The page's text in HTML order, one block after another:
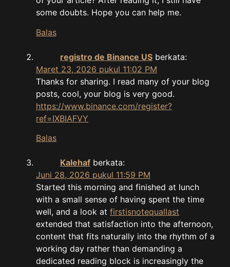
some doubts. Hope you can help me.
Balas
registro de Binance US berkata:
Maret 23, 2026 pukul 11:02 PM
Thanks for sharing. I read many of your blog
posts, cool, your blog is very good.
https://www.binance.com/register?
ref=IXBIAFVY
Balas
Kalehaf berkata:
Juni 28, 2026 pukul 11:59 PM
Started this morning and finished at lunch
with a small sense of having spent the time
well, and a look at firstisnotequallast
extended that satisfaction into the afternoon,
content that fits naturally into the rhythm of a
working day rather than demanding a
dedicated reading block is increasingly the